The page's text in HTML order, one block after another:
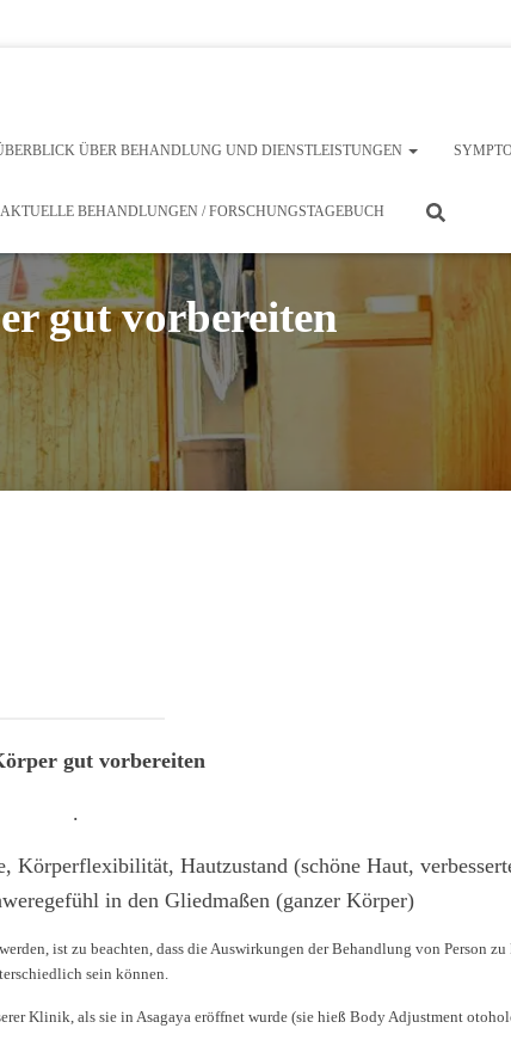
ÜBER BEHANDLUNG UND DIENSTLEISTUNGEN
BEHANDLUNGEN / FORSCHUNGSTAGEBUCH
gut vorbereiten
gut vorbereiten
.
Hautzustand (schöne Haut,
in den Gliedmaßen (ganzer Körper)
ist zu beachten, dass die Auswirkungen der Behandlung von Person zu
sein können.
Klinik, als sie in Asagaya eröffnet wurde (sie hieß Body Adjustment